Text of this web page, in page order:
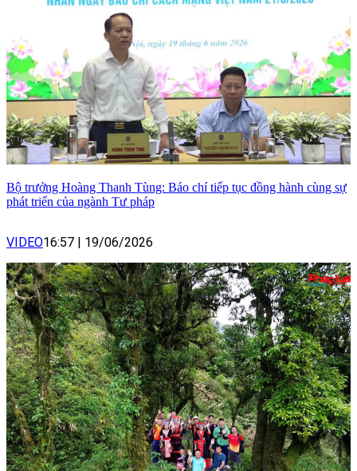
Bộ trưởng Hoàng Thanh Tùng: Báo chí tiếp tục đồng hành cùng sự
phát triển của ngành Tư pháp
VIDEO16:57 | 19/06/2026